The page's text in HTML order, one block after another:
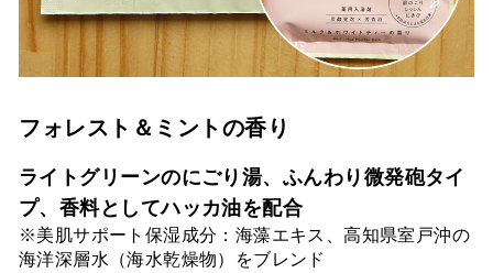
フォレスト＆ミントの香り
ライトグリーンのにごり湯、ふんわり微発砲タイ
プ、香料としてハッカ油を配合
※美肌サポート保湿成分：海藻エキス、高知県室戸沖の
海洋深層水（海水乾燥物）をブレンド